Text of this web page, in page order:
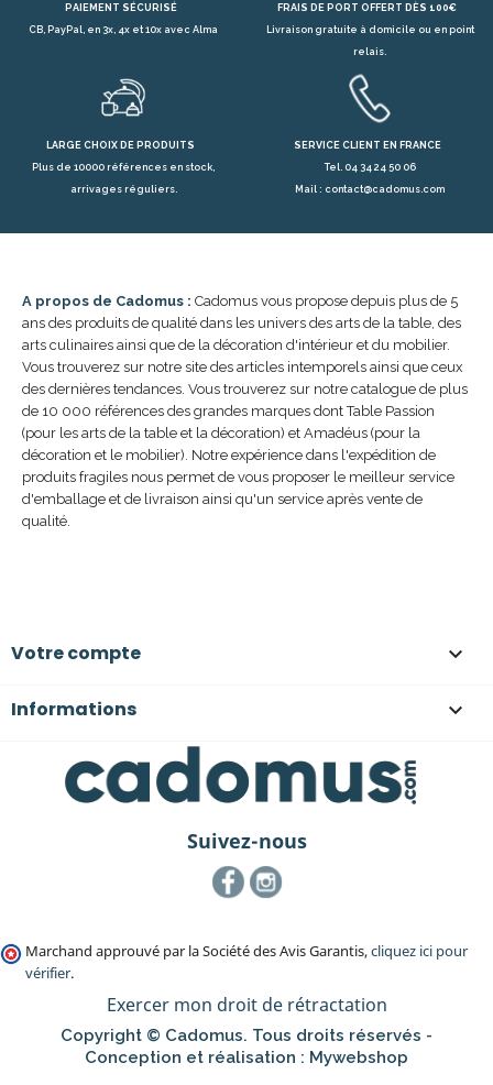
PAIEMENT SÉCURISÉ
CB, PayPal, en 3x, 4x et 10x avec Alma
FRAIS DE PORT OFFERT DÈS 100€
Livraison gratuite à domicile ou en point
relais.
LARGE CHOIX DE PRODUITS
Plus de 10000 références en stock,
arrivages réguliers.
SERVICE CLIENT EN FRANCE
Tel. 04 34 24 50 06
Mail : contact@cadomus.com
A propos de Cadomus : Cadomus vous propose depuis plus de 5
ans des produits de qualité dans les univers des arts de la table, des
arts culinaires ainsi que de la décoration d'intérieur et du mobilier.
Vous trouverez sur notre site des articles intemporels ainsi que ceux
des dernières tendances. Vous trouverez sur notre catalogue de plus
de 10 000 références des grandes marques dont Table Passion
(pour les arts de la table et la décoration) et Amadéus (pour la
décoration et le mobilier). Notre expérience dans l'expédition de
produits fragiles nous permet de vous proposer le meilleur service
d'emballage et de livraison ainsi qu'un service après vente de
qualité.
Votre compte 
Informations 
Suivez-nous
FacebookInstagram
Marchand approuvé par la Société des Avis Garantis,cliquez ici pour
vérifier.
Exercer mon droit de rétractation
Copyright © Cadomus. Tous droits réservés -
Conception et réalisation : Mywebshop